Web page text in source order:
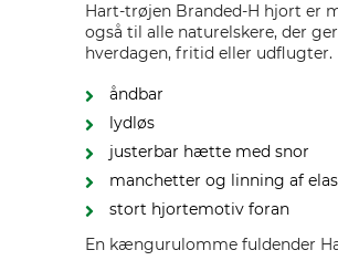
Hart-trøjen Branded-H hjort er
også til alle naturelskere, der
hverdagen, fritid eller udflugter.
åndbar
lydløs
justerbar hætte med snor
manchetter og linning af
stort hjortemotiv foran
En kængurulomme fuldender